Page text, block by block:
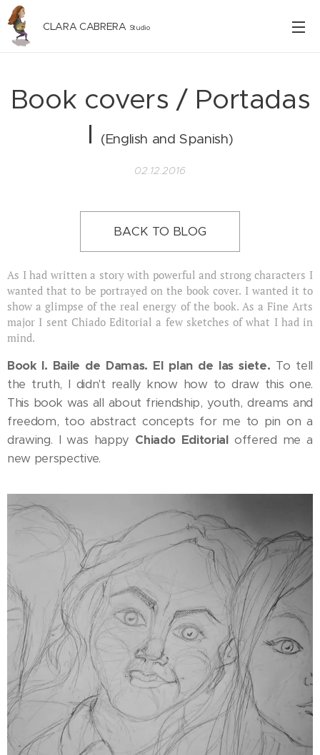
CLARA CABRERA Studio
Book covers / Portadas
I
(English and Spanish)
02.12.2016
BACK TO BLOG
As I had written a story with powerful and strong characters I
wanted that to be portrayed on the book cover. I wanted it to
show a glimpse of the real energy of the book. As a Fine Arts
major I sent Chiado Editorial a few sketches of what I had in
mind.
Book I. Baile de Damas. El plan de las siete. To tell
the truth, I didn't really know how to draw this one.
This book was all about friendship, youth, dreams and
freedom, too abstract concepts for me to pin on a
drawing. I was happy Chiado Editorialoffered me a
new perspective.